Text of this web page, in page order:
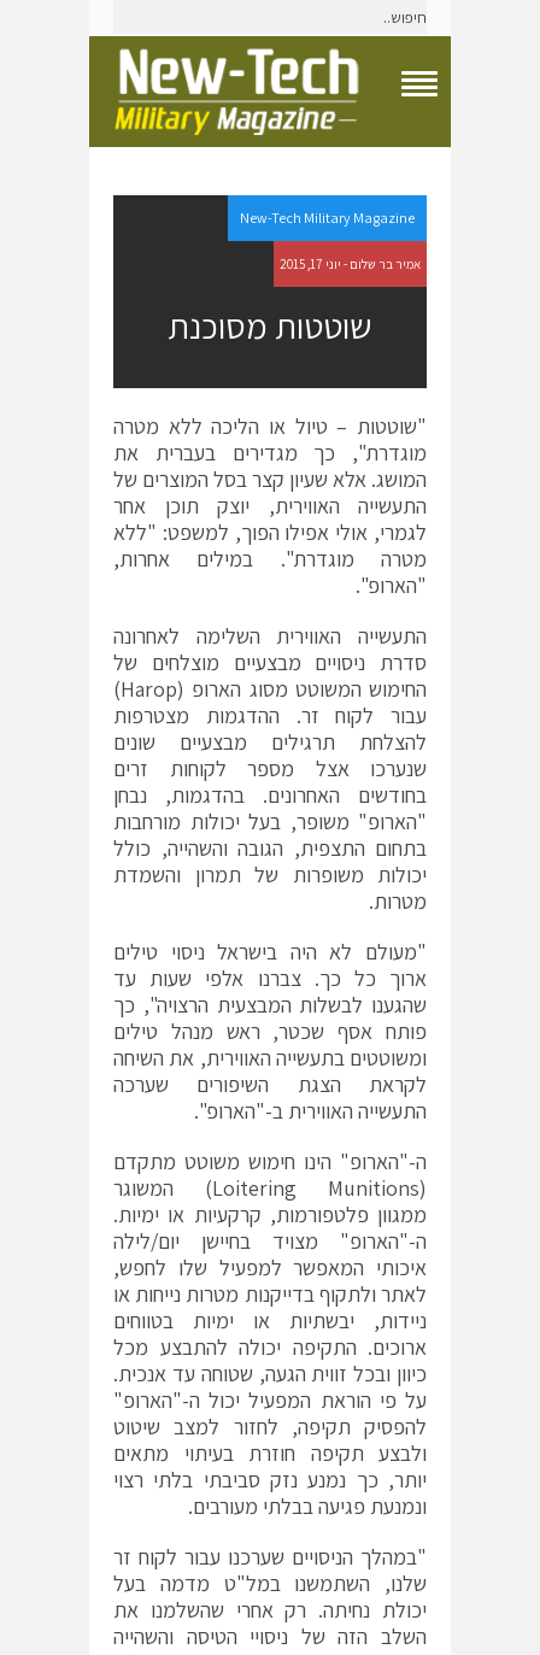
g
l
e
N
a
i
n
M
e
n
u
New-Tech Military Magazine
אמיר בר שלום - יוני 17, 2015
שוטטות מסוכנת
"שוטטות – טיול או הליכה ללא מטרה
מוגדרת", כך מגדירים בעברית את
המושג. אלא שעיון קצר בסל המוצרים של
התעשייה האווירית, יוצק תוכן אחר
לגמרי, אולי אפילו הפוך, למשפט: "ללא
מטרה מוגדרת". במילים אחרות,
"הארופ".
התעשייה האווירית השלימה לאחרונה
סדרת ניסויים מבצעיים מוצלחים של
החימוש המשוטט מסוג הארופ (Harop)
עבור לקוח זר. ההדגמות מצטרפות
להצלחת תרגילים מבצעיים שונים
שנערכו אצל מספר לקוחות זרים
בחודשים האחרונים. בהדגמות, נבחן
"הארופ" משופר, בעל יכולות מורחבות
בתחום התצפית, הגובה והשהייה, כולל
יכולות משופרות של תמרון והשמדת
מטרות.
"מעולם לא היה בישראל ניסוי טילים
ארוך כל כך. צברנו אלפי שעות עד
שהגענו לבשלות המבצעית הרצויה", כך
פותח אסף שכטר, ראש מנהל טילים
ומשוטטים בתעשייה האווירית, את השיחה
לקראת הצגת השיפורים שערכה
התעשייה האווירית ב-"הארופ".
ה-"הארופ" הינו חימוש משוטט מתקדם
(Loitering Munitions) המשוגר
ממגוון פלטפורמות, קרקעיות או ימיות.
ה-"הארופ" מצויד בחיישן יום/לילה
איכותי המאפשר למפעיל שלו לחפש,
לאתר ולתקוף בדייקנות מטרות נייחות או
ניידות, יבשתיות או ימיות בטווחים
ארוכים. התקיפה יכולה להתבצע מכל
כיוון ובכל זווית הגעה, שטוחה עד אנכית.
על פי הוראת המפעיל יכול ה-"הארופ"
להפסיק תקיפה, לחזור למצב שיטוט
ולבצע תקיפה חוזרת בעיתוי מתאים
יותר, כך נמנע נזק סביבתי בלתי רצוי
ונמנעת פגיעה בבלתי מעורבים.
"במהלך הניסויים שערכנו עבור לקוח זר
שלנו, השתמשנו במל"ט מדמה בעל
יכולת נחיתה. רק אחרי שהשלמנו את
השלב הזה של ניסויי הטיסה והשהייה